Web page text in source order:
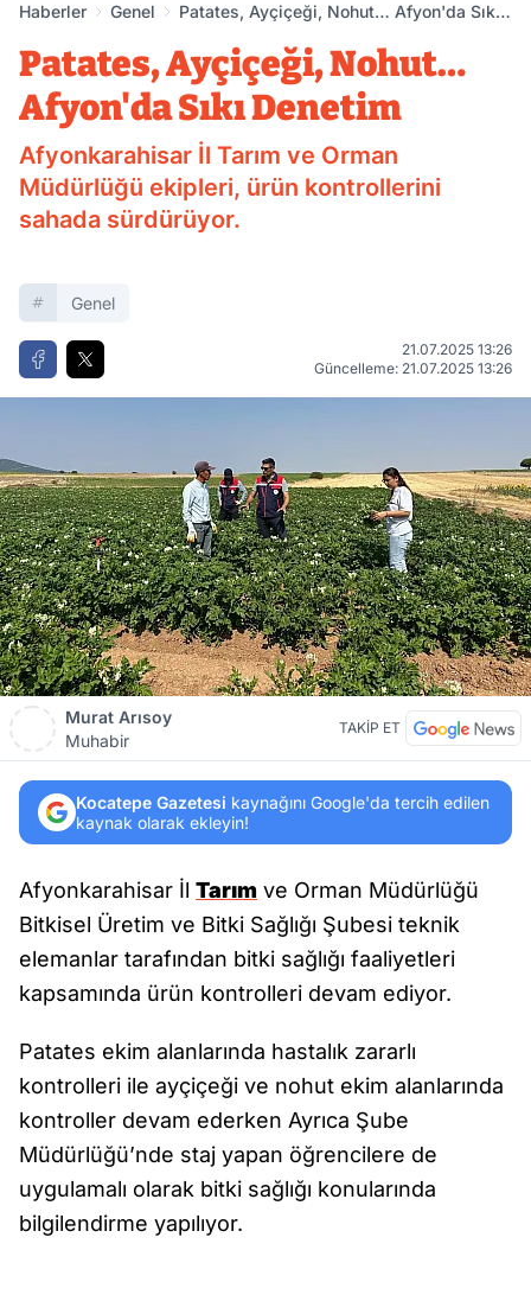
Haberler Genel
Patates, Ayçiçeği, Nohut… Afyon'da Sıkı
Patates, Ayçiçeği, Nohut…
Afyon'da Sıkı Denetim
Afyonkarahisar İl Tarım ve Orman
Müdürlüğü ekipleri, ürün kontrollerini
sahada sürdürüyor.
Genel
21.07.2025 13:26
Güncelleme: 21.07.2025 13:26
Murat Arısoy
Muhabir
TAKİP ET
Kocatepe Gazetesi kaynağını Google'da tercih edilen
kaynak olarak ekleyin!
Afyonkarahisar İl Tarım ve Orman Müdürlüğü
Bitkisel Üretim ve Bitki Sağlığı Şubesi teknik
elemanlar tarafından bitki sağlığı faaliyetleri
kapsamında ürün kontrolleri devam ediyor.
Patates ekim alanlarında hastalık zararlı
kontrolleri ile ayçiçeği ve nohut ekim alanlarında
kontroller devam ederken Ayrıca Şube
Müdürlüğü’nde staj yapan öğrencilere de
uygulamalı olarak bitki sağlığı konularında
bilgilendirme yapılıyor.